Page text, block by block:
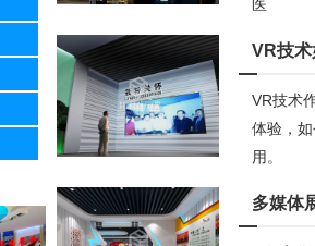
医
VR技
VR技术
体验，
用。
多媒体